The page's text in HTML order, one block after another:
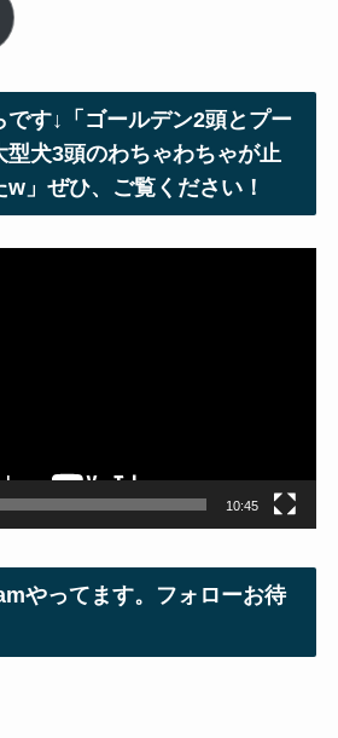
です↓「ゴールデン2頭とプー
型犬3頭のわちゃわちゃが止
」ぜひ、ご覧ください！
10:45
やってます。フォローお待